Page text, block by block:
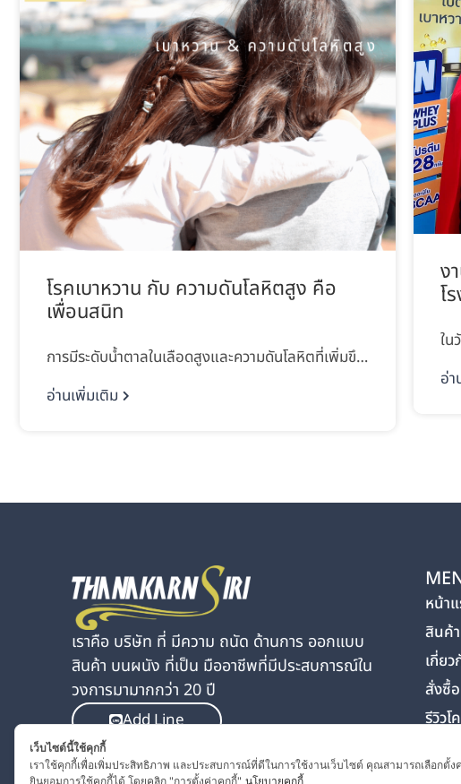
โรคเบาหวาน กับ ความดันโลหิตสูง คือ
เพื่อนสนิท
การมีระดับน้ำตาลในเลือดสูงและความดันโลหิตที่เพิ่มขึ…
อ่านเพิ่มเติม
ง
โ
ใน
อ่า
เราคือ บริษัท ที่ มีความ ถนัด ด้านการ ออกแบบ
สินค้า บนผนัง ที่เป็น มืออาชีพที่มีประสบการณ์ใน
วงการมามากกว่า 20 ปี
Add Line
หน้า
สินค้า
เกี่ยว
สั่งซื้
รีวิวโ
เว็บไซต์นี้ใช้คุกกี้
เราใช้คุกกี้เพื่อเพิ่มประสิทธิภาพ และประสบการณ์ที่ดีในการใช้งานเว็บไซต์ คุณสามารถเลือกตั้ง
ยินยอมการใช้คุกกี้ได้ โดยคลิก "การตั้งค่าคุกกี้" นโยบายคุกกี้